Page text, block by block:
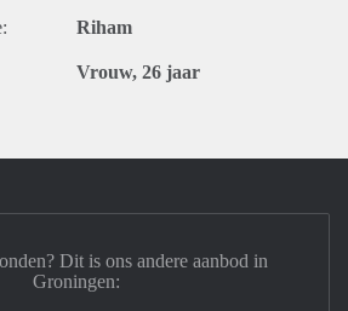
Riham
Vrouw, 26 jaar
Dit is ons andere aanbod in
Groningen: